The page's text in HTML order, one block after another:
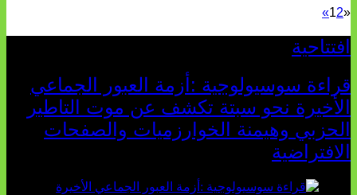
«
12
»
افتتاحية
قراءة سوسيولوجية :أزمة العبور الجماعي
الأخيرة نحو سبتة تكشف عن موت التاطير
الحزبي وهيمنة الخوارزميات والصفحات
الافتراضية